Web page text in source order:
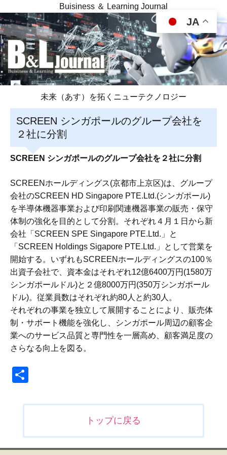
Buisiness ＆ Learning Journal
未来（あす）を拓くニューテクノロジー
SCREEN シンガポールのグループ会社を
２社に分割
SCREEN シンガポールのグループ会社を２社に分割
SCREENホールディングス(京都市上京区)は、グループ
会社のSCREEN HD Singapore PTE.Ltd.(シンガポール)
を半導体機器事業および印刷関連機器事業の販売・保守
体制の強化を目的として分割。それぞれ４月１日から新
会社「SCREEN SPE Singapore PTE.Ltd.」と
「SCREEN Holdings Sigapore PTE.Ltd.」として営業を
開始する。いずれもSCREENホールディングスの100％
出資子会社で、資本金はそれぞれ12億6400万円(1580万
シンガポールドル)と２億8000万円(350万シンガポール
ドル)。従業員数はそれぞれ約80人と約30人。
それぞれの事業を独立して展開することにより、販売体
制・サポート機能を強化し、シンガポール周辺の顧客企
業へのサービス品質と専門性を一層高め、顧客満足度の
さらなる向上を図る。
ビ
トップに戻る
JA